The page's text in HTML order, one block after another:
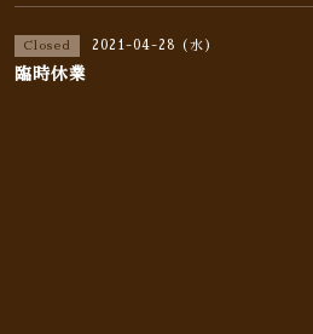
Closed 2021-04-28 (水)
臨時休業